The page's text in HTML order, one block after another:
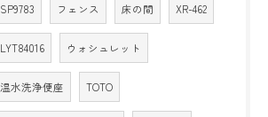
SP9783 フェンス 床の間 XR-462
LYT84016 ウォシュレット
温水洗浄便座 TOTO